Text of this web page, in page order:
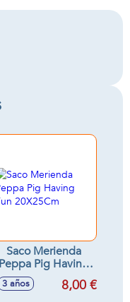
Saco Merienda
Peppa Pig Having
Fun 20X25Cm
3 años 8,00 €